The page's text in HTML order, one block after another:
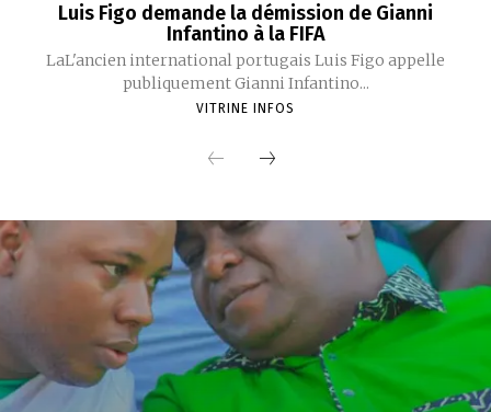
Luis Figo demande la démission de Gianni
Infantino à la FIFA
LaL'ancien international portugais Luis Figo appelle
publiquement Gianni Infantino...
VITRINE INFOS